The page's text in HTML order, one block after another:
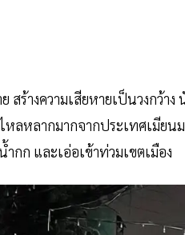
สร้างความเสียหายเป็นวงกว้
ลหลากมากจากประเทศเมีย
ำกก และเอ่อเข้าท่วมเขตเมือง